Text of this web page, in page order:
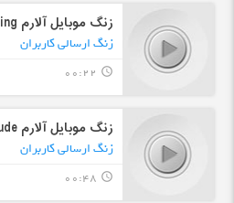
زنگ موبایل آلارم Good Morning پیشنهادی
زنگ ارسالی کاربران
query_builder
00:22
زنگ موبایل آلارم Prelude ال جی
زنگ ارسالی کاربران
query_builder
00:48